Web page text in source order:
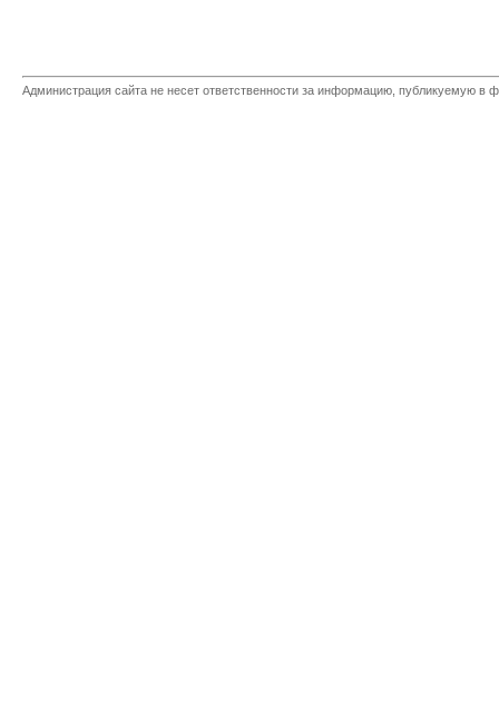
Администрация сайта не несет ответственности за информацию, публикуемую